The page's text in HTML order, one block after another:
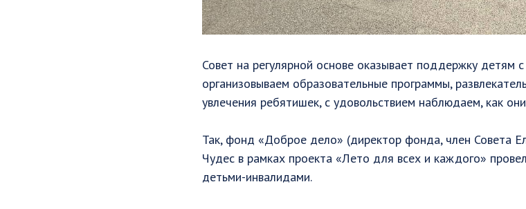
Совет на регулярной основе оказывает поддержку детям
организовываем образовательные программы,
увлечения ребятишек, с удовольствием наблюдаем, как
Так, фонд «Доброе дело» (директор фонда, член Совета
Чудес в рамках проекта «Лето для всех и каждого»
детьми-инвалидами.